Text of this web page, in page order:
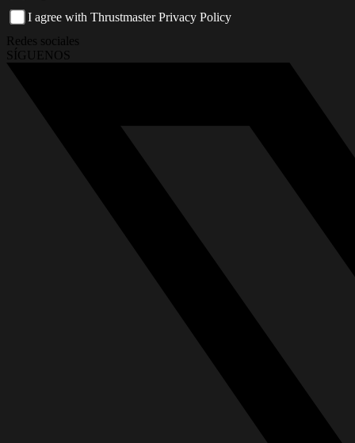
I agree with Thrustmaster Privacy Policy
Redes sociales
SÍGUENOS